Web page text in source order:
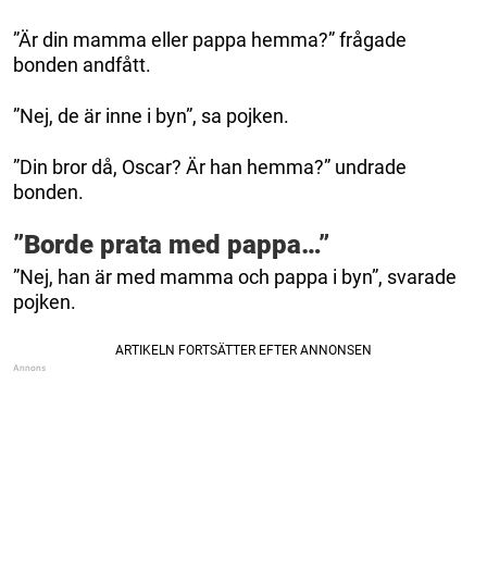
”Är din mamma eller pappa hemma?” frågade
bonden andfått.
”Nej, de är inne i byn”, sa pojken.
”Din bror då, Oscar? Är han hemma?” undrade
bonden.
”Borde prata med pappa…”
”Nej, han är med mamma och pappa i byn”, svarade
pojken.